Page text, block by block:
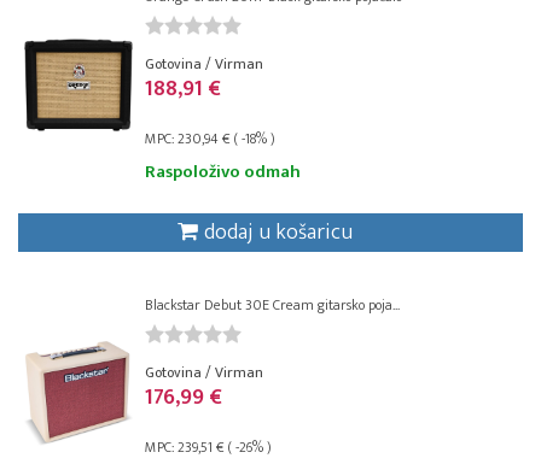
Gotovina / Virman
188,91 €
MPC: 230,94 € ( -18% )
Raspoloživo odmah
dodaj u košaricu
Blackstar Debut 30E Cream gitarsko poja...
Gotovina / Virman
176,99 €
MPC: 239,51 € ( -26% )